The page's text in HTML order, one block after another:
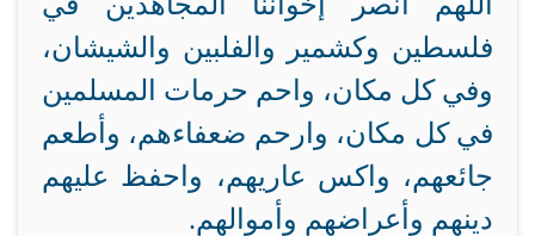
فلسطين وكشمير والفلبين والشيشان،
وفي كل مكان، واحم حرمات المسلمين
في كل مكان، وارحم ضعفاءهم، وأطعم
جائعهم، واكس عاريهم، واحفظ عليهم
دينهم وأعراضهم وأموالهم.